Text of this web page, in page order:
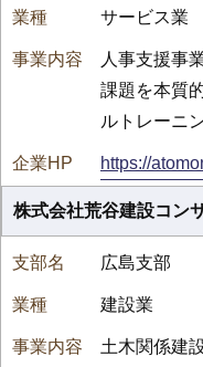
サービス業
人事支援事
課題を本質
ルトレーニ
https://
株式会社荒谷建設コン
広島支部
建設業
土木関係建